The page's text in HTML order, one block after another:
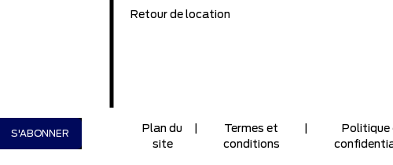
Retour de location
Plan du
site
Termes et
conditions
Politique